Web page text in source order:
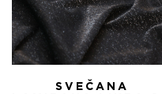
SVEČANA